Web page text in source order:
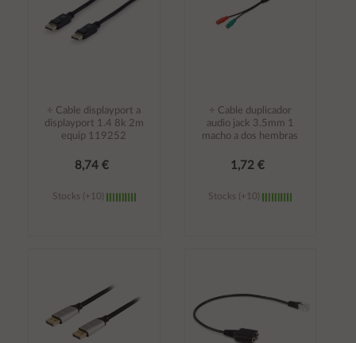
÷ Cable displayport a
displayport 1.4 8k 2m
equip 119252
8,74 €
Stocks (+10)
÷ Cable duplicador
audio jack 3.5mm 1
macho a dos hembras
1,72 €
Stocks (+10)